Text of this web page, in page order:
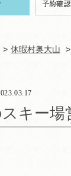
休暇村奥大山
キー場